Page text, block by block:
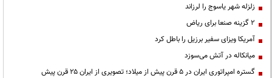
زلزله شهر یاسوج را لرزاند
۲ گزینه صنعا برای ریاض
آمریکا ویزای سفیر برزیل را باطل کرد
میانکاله در آتش می‌سوزد
گستره امپراتوری ایران در ۵ قرن پیش از میلاد؛ تصویری از ایران ۲۵ قرن پیش